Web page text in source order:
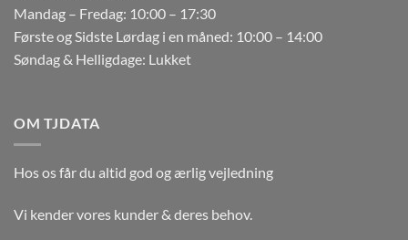
Mandag – Fredag: 10:00 – 17:30
Første og Sidste Lørdag i en måned: 10:00 – 14:00
Søndag & Helligdage: Lukket
OM TJDATA
Hos os får du altid god og ærlig vejledning
Vi kender vores kunder & deres behov.